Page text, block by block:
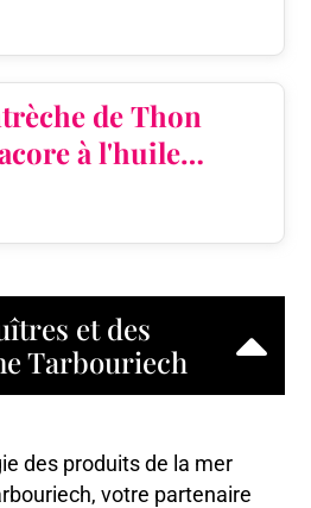
de Thon
à l'huile
et des
Tarbouriech
des produits de la mer
votre partenaire